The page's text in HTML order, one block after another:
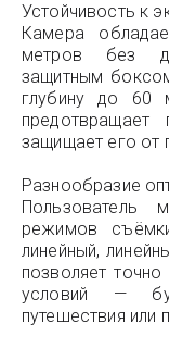
Устойчивость к
Камера
метров без
защитным
глубину до 60
защищает его от
Разнообразие
Пользователь
режимов
линейный,
позволяет
условий —
путешествия или